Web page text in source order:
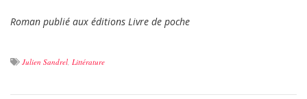
Roman publié aux éditions Livre de poche
Julien Sandrel, Littérature